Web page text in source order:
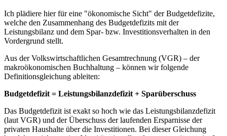
Ich plädiere hier für eine "ökonomische Sicht" der Budgetdefizite,
welche den Zusammenhang des Budgetdefizits mit der
Leistungsbilanz und dem Spar- bzw. Investitionsverhalten in den
Vordergrund stellt.
Aus der Volkswirtschaftlichen Gesamtrechnung (VGR) – der
makroökonomischen Buchhaltung – können wir folgende
Definitionsgleichung ableiten:
Budgetdefizit = Leistungsbilanzdefizit + Sparüberschuss
Das Budgetdefizit ist exakt so hoch wie das Leistungsbilanzdefizit
(laut VGR) und der Überschuss der laufenden Ersparnisse der
privaten Haushalte über die Investitionen. Bei dieser Gleichung